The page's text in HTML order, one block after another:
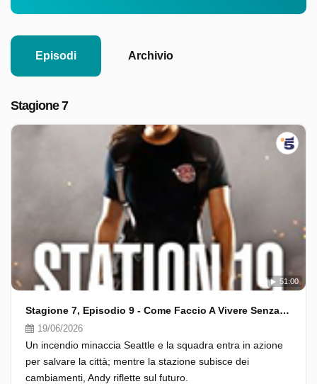
Episodi Archivio
Stagione 7
51:00
Stagione 7, Episodio 9 - Come Faccio A Vivere Senza Di Te
19/06/2026
Un incendio minaccia Seattle e la squadra entra in azione
per salvare la città; mentre la stazione subisce dei
cambiamenti, Andy riflette sul futuro.